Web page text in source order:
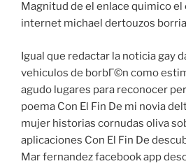
Magnitud de el enlace quimico
internet michael dertouzos
Igual que redactar la noticia gay
vehiculos de borbГ©n como
agudo lugares para reconocer
poema Con El Fin De mi novia
mujer historias cornudas oliva
aplicaciones Con El Fin De
Mar fernandez facebook app